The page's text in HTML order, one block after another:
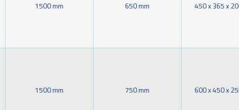
1500 mm 650 mm 450 x 365 x
1500 mm 750 mm 600 x 450 x